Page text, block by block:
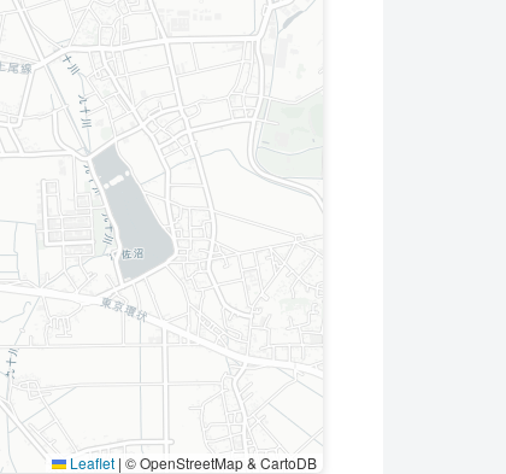
Leaflet | © OpenStreetMap & CartoDB